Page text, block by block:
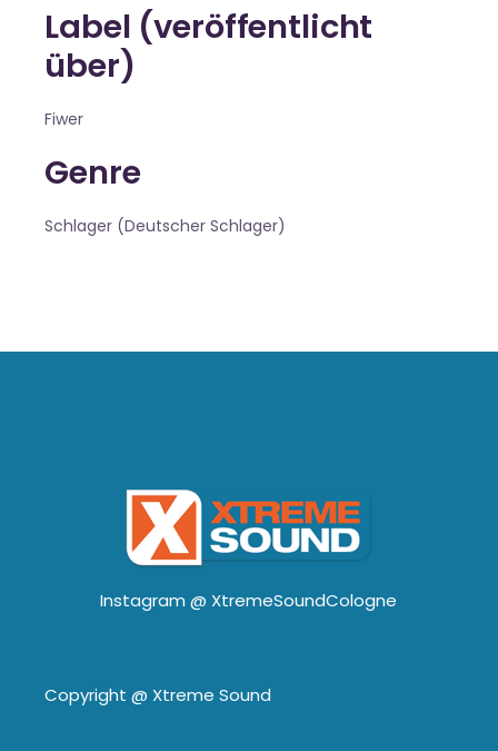
Label (veröffentlicht
über)
Fiwer
Genre
Schlager (Deutscher Schlager)
Instagram @ XtremeSoundCologne
Copyright @ Xtreme Sound